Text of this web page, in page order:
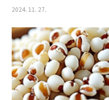
다.'라는 말이 있을 정도로 파는 정말
등 질병 예방과 치료파에는 피로회복
민C가 풍부하게 들어있고 파의 녹색
막아주는 비타민A도 아주 많이 함유
으로 질병 저항 능력이 향상되며 특
항균작용이 뛰어나 체내에 있는 유해
줍니다. 2. 성인병 예..
2024. 11. 27.